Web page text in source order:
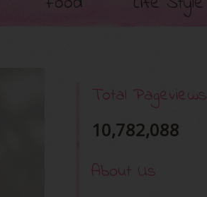
Total Pageviews
10,782,088
About Us